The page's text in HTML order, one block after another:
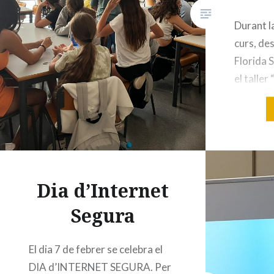
Durant
curs,
Florida
el taller
taller
serveis
Dia d’Internet
Segura
El dia 7 de febrer se celebra el
DIA d’INTERNET SEGURA. Per